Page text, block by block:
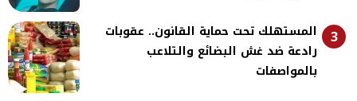
3
المستهلك تحت حماية القانون.. عقوبات
رادعة ضد غش البضائع والتلاعب
بالمواصفات